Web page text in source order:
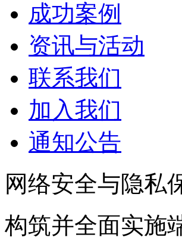
成功案例
资讯与活动
联系我们
加入我们
通知公告
网络安全与隐私
构筑并全面实施